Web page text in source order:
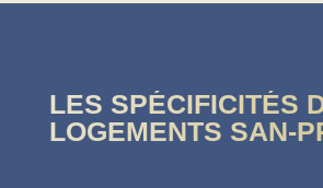
LES SPÉCIFICITÉS
LOGEMENTS SAN-